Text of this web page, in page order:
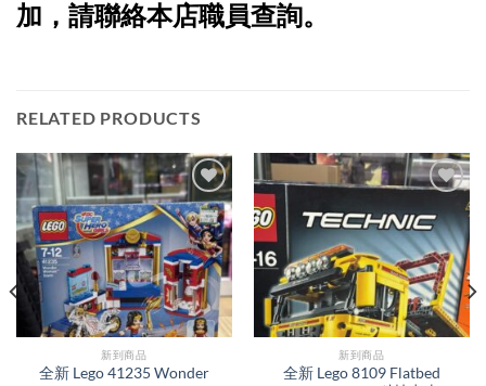
加，請聯絡本店職員查詢。
RELATED PRODUCTS
新到商品​
全新 Lego 41235 Wonder
新到商品​
全新 Lego 8109 Flatbed